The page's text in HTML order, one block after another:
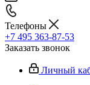
Телефоны
+7 495 363-87-53
Заказать звонок
Личный